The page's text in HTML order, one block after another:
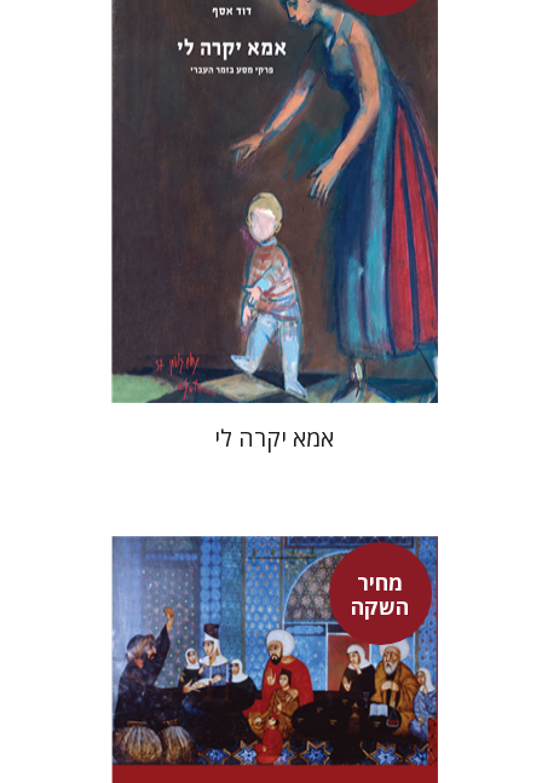
מחיר השקה
$53
$37
אמא יקרה לי
מחיר
השקה
אדם טלר
דורון מגן